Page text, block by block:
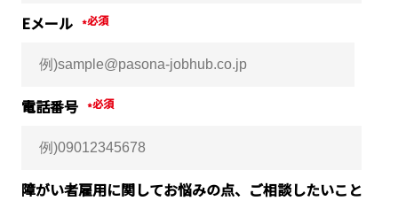
Eメール *
電話番号 *
障がい者雇用に関してお悩みの点、ご相談したいこと